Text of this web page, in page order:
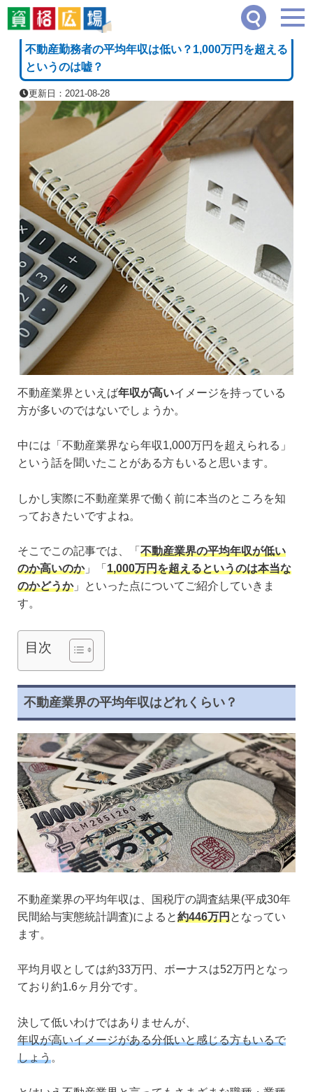
資格広場≫ 企業・経営・不動産系 不動産勤務者の平均年収は低い？1,000万円を
[PR]
不動産勤務者の平均年収は低い？1,000万円を超える
というのは嘘？
更新日：2021-08-28
不動産業界といえば年収が高いイメージを持っている
方が多いのではないでしょうか。
中には「不動産業界なら年収1,000万円を超えられる」
という話を聞いたことがある方もいると思います。
しかし実際に不動産業界で働く前に本当のところを知
っておきたいですよね。
そこでこの記事では、「 不動産業界の平均年収が低い
のか高いのか」「 1,000万円を超えるというのは本当な
のかどうか」といった点についてご紹介していきま
す。
目次
不動産業界の平均年収はどれくらい？
不動産業界の平均年収は、国税庁の調査結果(平成30年
民間給与実態統計調査)によると約446万円となってい
ます。
平均月収としては約33万円、ボーナスは52万円となっ
ており約1.6ヶ月分です。
決して低いわけではありませんが、
年収が高いイメージがある分低いと感じる方もいるで
しょう。